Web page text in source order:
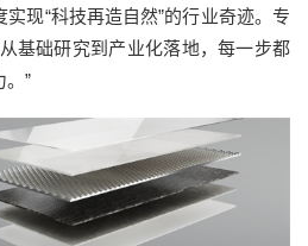
现“科技再造自然”的行业奇迹。专
基础研究到产业化落地，每一步都
。”